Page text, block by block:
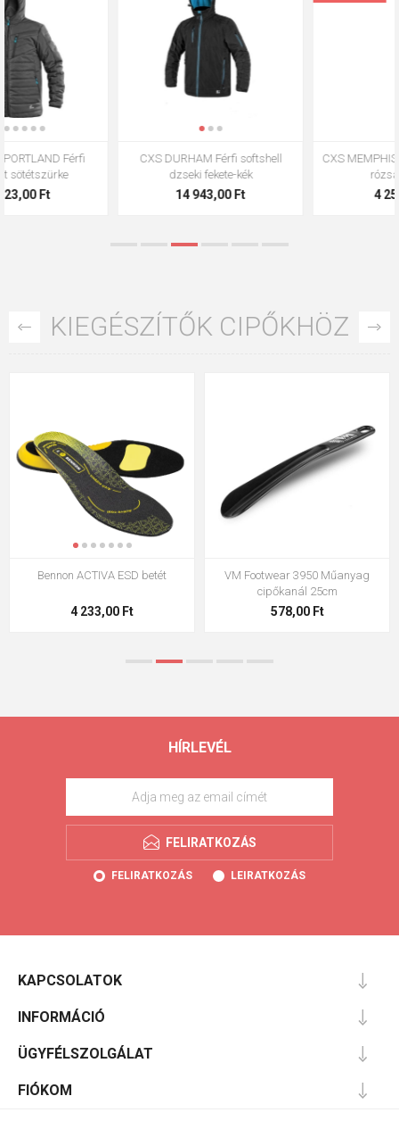
CXS MEMPHIS Gyerek kabát lila-
rózsaszín - tél
CXS MEMPHIS Gyerek téli kabát
KIEGÉSZÍTŐK CIPŐKHÖZ
Bennon ACTIVA ESD betét
4 233,00 Ft
VM Footwear 3950 Műanyag
cipőkanál 25cm
578,00 Ft
HÍRLEVÉL
FELIRATKOZÁS
FELIRATKOZÁS LEIRATKOZÁS
KAPCSOLATOK
INFORMÁCIÓ
ÜGYFÉLSZOLGÁLAT
FIÓKOM